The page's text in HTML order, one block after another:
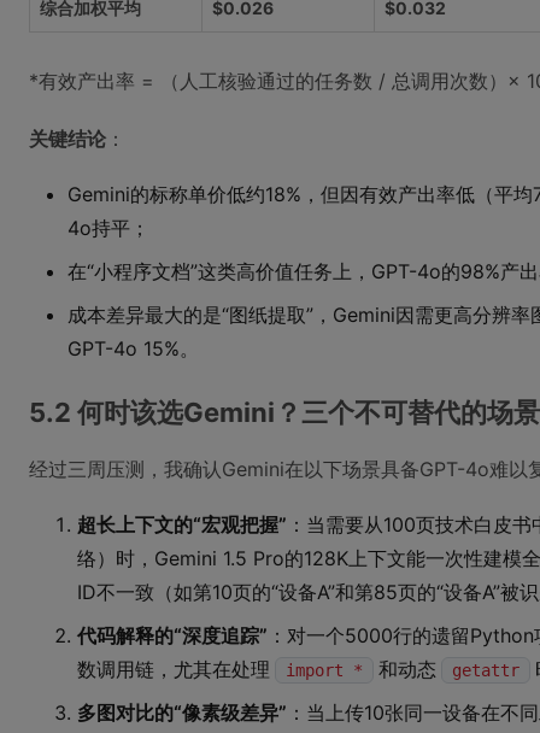
综合加权平均 $0.026 $0.032
*有效产出率 = （人工核验通过的任务数 / 总调用次数）×
关键结论 ：
Gemini的标称单价低约18%，但因有效产出率低（平
4o持平；
在“小程序文档”这类高价值任务上，GPT-4o的98%产
成本差异最大的是“图纸提取”，Gemini因需更高分辨
GPT-4o 15%。
5.2 何时该选Gemini？三个不可替代的场景
经过三周压测，我确认Gemini在以下场景具备GPT-4o难以
超长上下文的“宏观把握” ：当需要从100页技术白皮
络）时，Gemini 1.5 Pro的128K上下文能一次性建模
ID不一致（如第10页的“设备A”和第85页的“设备A”被
代码解释的“深度追踪” ：对一个5000行的遗留
数调用链，尤其在处理
import * 和动态 getattr
多图对比的“像素级差异” ：当上传10张同一设备在不